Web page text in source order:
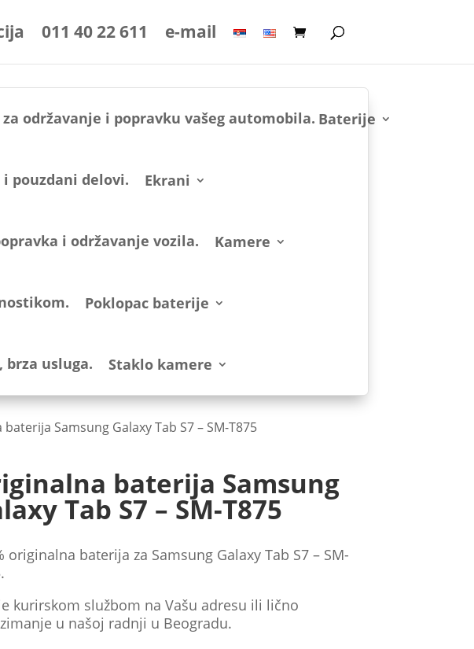
011 40 22 611 e-mail
Baterije
Ekrani
Kamere
Poklopac baterije
Staklo kamere
Samsung Galaxy Tab S7 – SM-T875
baterija Samsung
Tab S7 – SM-T875
originalna baterija za Samsung Galaxy Tab S7 – SM-
kurirskom službom na Vašu adresu ili lično
u našoj radnji u Beogradu.